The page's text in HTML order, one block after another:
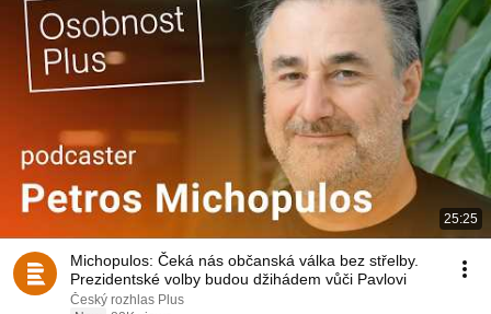
25:25
Michopulos: Čeká nás občanská válka bez střelby.
Prezidentské volby budou džihádem vůči Pavlovi
Český rozhlas Plus